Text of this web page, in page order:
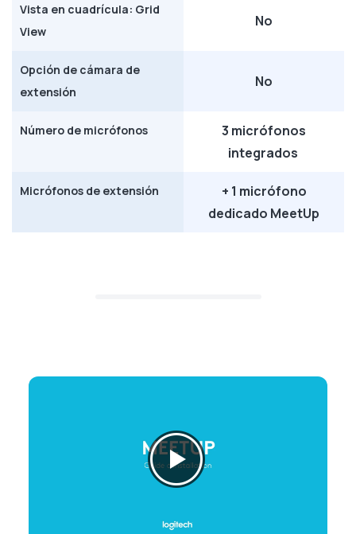
Vista en cuadrícula: Grid
View
No
Opción de cámara de
extensión
No
Número de micrófonos
3 micrófonos
integrados
Micrófonos de extensión
+ 1 micrófono
dedicado MeetUp